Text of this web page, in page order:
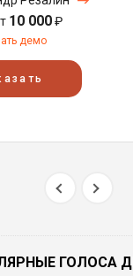
10 000₽
демо
ГОЛОСА